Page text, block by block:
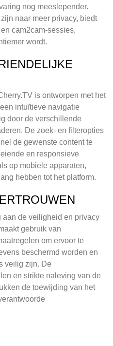
nog meeslepender.
naar meer privacy, biedt
cam2cam-sessies,
wordt.
is ontworpen met het
intuïtieve navigatie
door de verschillende
De zoek- en filteropties
de gewenste content te
en responsieve
op mobiele apparaten,
hebben tot het platform.
aan de veiligheid en privacy
gebruik van
om ervoor te
beschermd worden en
veilig zijn. De
en strikte naleving van de
de toewijding van het